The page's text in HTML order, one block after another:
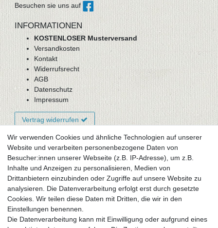
Besuchen sie uns auf
INFORMATIONEN
KOSTENLOSER Musterversand
Versandkosten
Kontakt
Widerrufsrecht
AGB
Datenschutz
Impressum
Vertrag widerrufen
Newsletter-Anmeldung
FAQ / Fragen
Mein Warenkorb
Mein Merkzettel
Mein Konto
UNSER LADENGESCHÄFT
Wir verwenden Cookies und ähnliche Technologien auf unserer
Website und verarbeiten personenbezogene Daten von
Besucher:innen unserer Webseite (z.B. IP-Adresse), um z.B.
Inhalte und Anzeigen zu personalisieren, Medien von
Drittanbietern einzubinden oder Zugriffe auf unsere Website zu
analysieren. Die Datenverarbeitung erfolgt erst durch gesetzte
Cookies. Wir teilen diese Daten mit Dritten, die wir in den
Einstellungen benennen.
Die Datenverarbeitung kann mit Einwilligung oder aufgrund eines